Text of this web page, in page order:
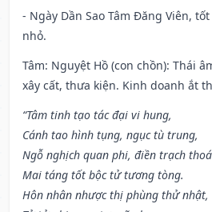
- Ngày Dần Sao Tâm Đăng Viên,
nhỏ.
Tâm: Nguyệt Hồ (con chồn): Thái
xây cất, thưa kiện. Kinh doanh ắt
“Tâm tinh tạo tác đại vi hung,
Cánh tao hình tụng, ngục tù trung,
Ngỗ nghịch quan phi, điền trạch
Mai táng tốt bộc tử tương tòng.
Hôn nhân nhược thị phùng thử nhật,